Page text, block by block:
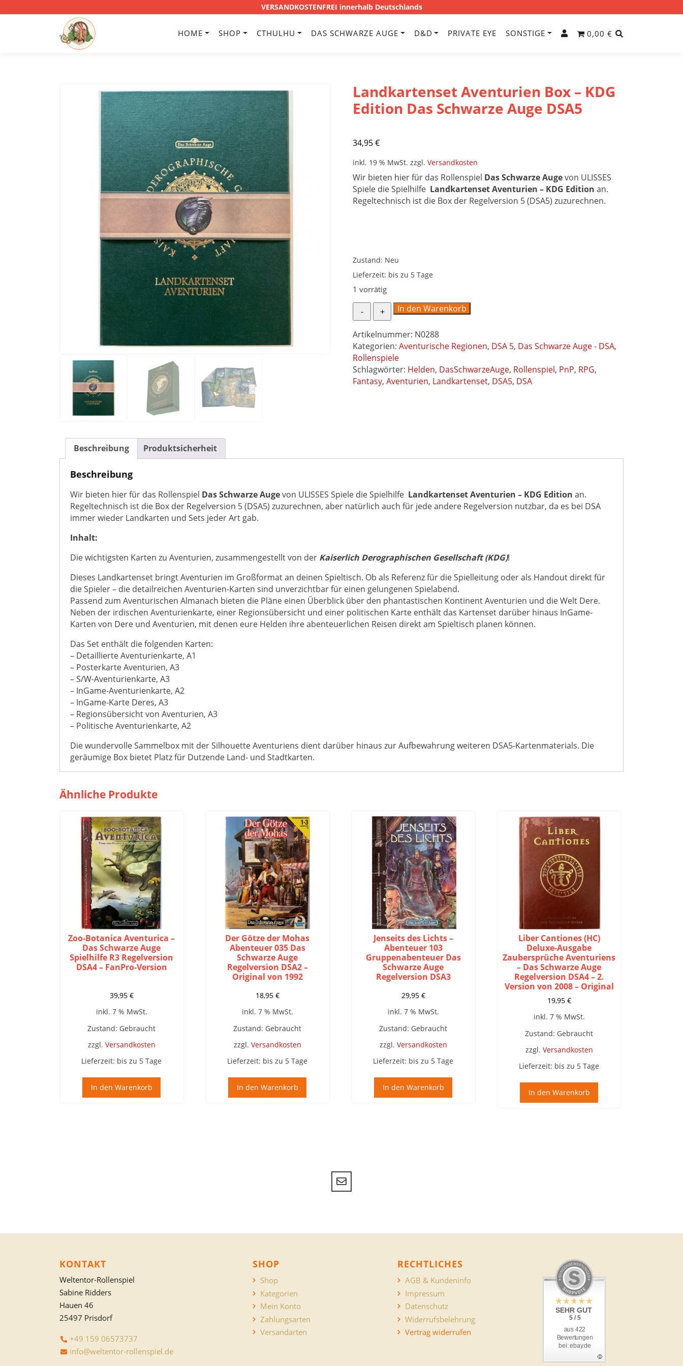
VERSANDKOSTENFREI innerhalb Deutschlands
HOME SHOP CTHULHU DAS SCHWARZE AUGE D&D PRIVATE EYE SONSTIGE 0,00 €
Landkartenset Aventurien Box – KDG
Edition Das Schwarze Auge DSA5
34,95€
inkl. 19 % MwSt. zzgl.Versandkosten
Wir bieten hier für das Rollenspiel Das Schwarze Augevon ULISSES
Spiele die Spielhilfe Landkartenset Aventurien – KDG Edition an.
Regeltechnisch ist die Box der Regelversion 5 (DSA5) zuzurechnen.
Zustand: Neu
Lieferzeit: bis zu 5 Tage
1 vorrätig
Landkartenset
Aventurien
Box
-
KDG
Edition
Das
Schwarze
In den Warenkorb
Artikelnummer: N0288
Kategorien:Aventurische Regionen, DSA 5, Das Schwarze Auge - DSA,
Rollenspiele
Schlagwörter: Helden, DasSchwarzeAuge, Rollenspiel, PnP, RPG,
Fantasy,Aventurien, Landkartenset, DSA5, DSA
Beschreibung Produktsicherheit
Beschreibung
Wir bieten hier für das Rollenspiel Das Schwarze Augevon ULISSES Spiele die Spielhilfe Landkartenset Aventurien – KDG Edition an.
Regeltechnisch ist die Box der Regelversion 5 (DSA5) zuzurechnen, aber natürlich auch für jede andere Regelversion nutzbar, da es bei DSA
immer wieder Landkarten und Sets jeder Art gab.
Inhalt:
Die wichtigsten Karten zu Aventurien, zusammengestellt von der Kaiserlich Derographischen Gesellschaft (KDG)!
Dieses Landkartenset bringt Aventurien im Großformat an deinen Spieltisch. Ob als Referenz für die Spielleitung oder als Handout direkt für
die Spieler – die detailreichen Aventurien-Karten sind unverzichtbar für einen gelungenen Spielabend.
Passend zum Aventurischen Almanach bieten die Pläne einen Überblick über den phantastischen Kontinent Aventurien und die Welt Dere.
Neben der irdischen Aventurienkarte, einer Regionsübersicht und einer politischen Karte enthält das Kartenset darüber hinaus InGame-
Karten von Dere und Aventurien, mit denen eure Helden ihre abenteuerlichen Reisen direkt am Spieltisch planen können.
Das Set enthält die folgenden Karten:
– Detaillierte Aventurienkarte, A1
– Posterkarte Aventurien, A3
– S/W-Aventurienkarte, A3
– InGame-Aventurienkarte, A2
– InGame-Karte Deres, A3
– Regionsübersicht von Aventurien, A3
– Politische Aventurienkarte, A2
Die wundervolle Sammelbox mit der Silhouette Aventuriens dient darüber hinaus zur Aufbewahrung weiteren DSA5-Kartenmaterials. Die
geräumige Box bietet Platz für Dutzende Land- und Stadtkarten.
Ähnliche Produkte
Zoo-Botanica Aventurica –
Das Schwarze Auge
Spielhilfe R3 Regelversion
DSA4 – FanPro-Version
39,95 €
inkl. 7 % MwSt.
Zustand: Gebraucht
zzgl. Versandkosten
Lieferzeit: bis zu 5 Tage
In den Warenkorb
Der Götze der Mohas
Abenteuer 035 Das
Schwarze Auge
Regelversion DSA2 –
Original von 1992
18,95 €
inkl. 7 % MwSt.
Zustand: Gebraucht
zzgl. Versandkosten
Lieferzeit: bis zu 5 Tage
In den Warenkorb
Jenseits des Lichts –
Abenteuer 103
Gruppenabenteuer Das
Schwarze Auge
Regelversion DSA3
29,95 €
inkl. 7 % MwSt.
Zustand: Gebraucht
zzgl. Versandkosten
Lieferzeit: bis zu 5 Tage
In den Warenkorb
Liber Cantiones (HC)
Deluxe-Ausgabe
Zaubersprüche Aventuriens
– Das Schwarze Auge
Regelversion DSA4 – 2.
Version von 2008 – Original
19,95 €
inkl. 7 % MwSt.
Zustand: Gebraucht
zzgl. Versandkosten
Lieferzeit: bis zu 5 Tage
In den Warenkorb
KONTAKT
Weltentor-Rollenspiel
Sabine Ridders
Hauen 46
25497 Prisdorf
+49 159 06573737
info@weltentor-rollenspiel.de
SHOP
Shop
Kategorien
Mein Konto
Zahlungsarten
Versandarten
RECHTLICHES
AGB & Kundeninfo
Impressum
Datenschutz
Widerrufsbelehrung
Vertrag widerrufen
SEHR GUT
5 / 5
aus 422
Bewertungen
bei: ebay.de